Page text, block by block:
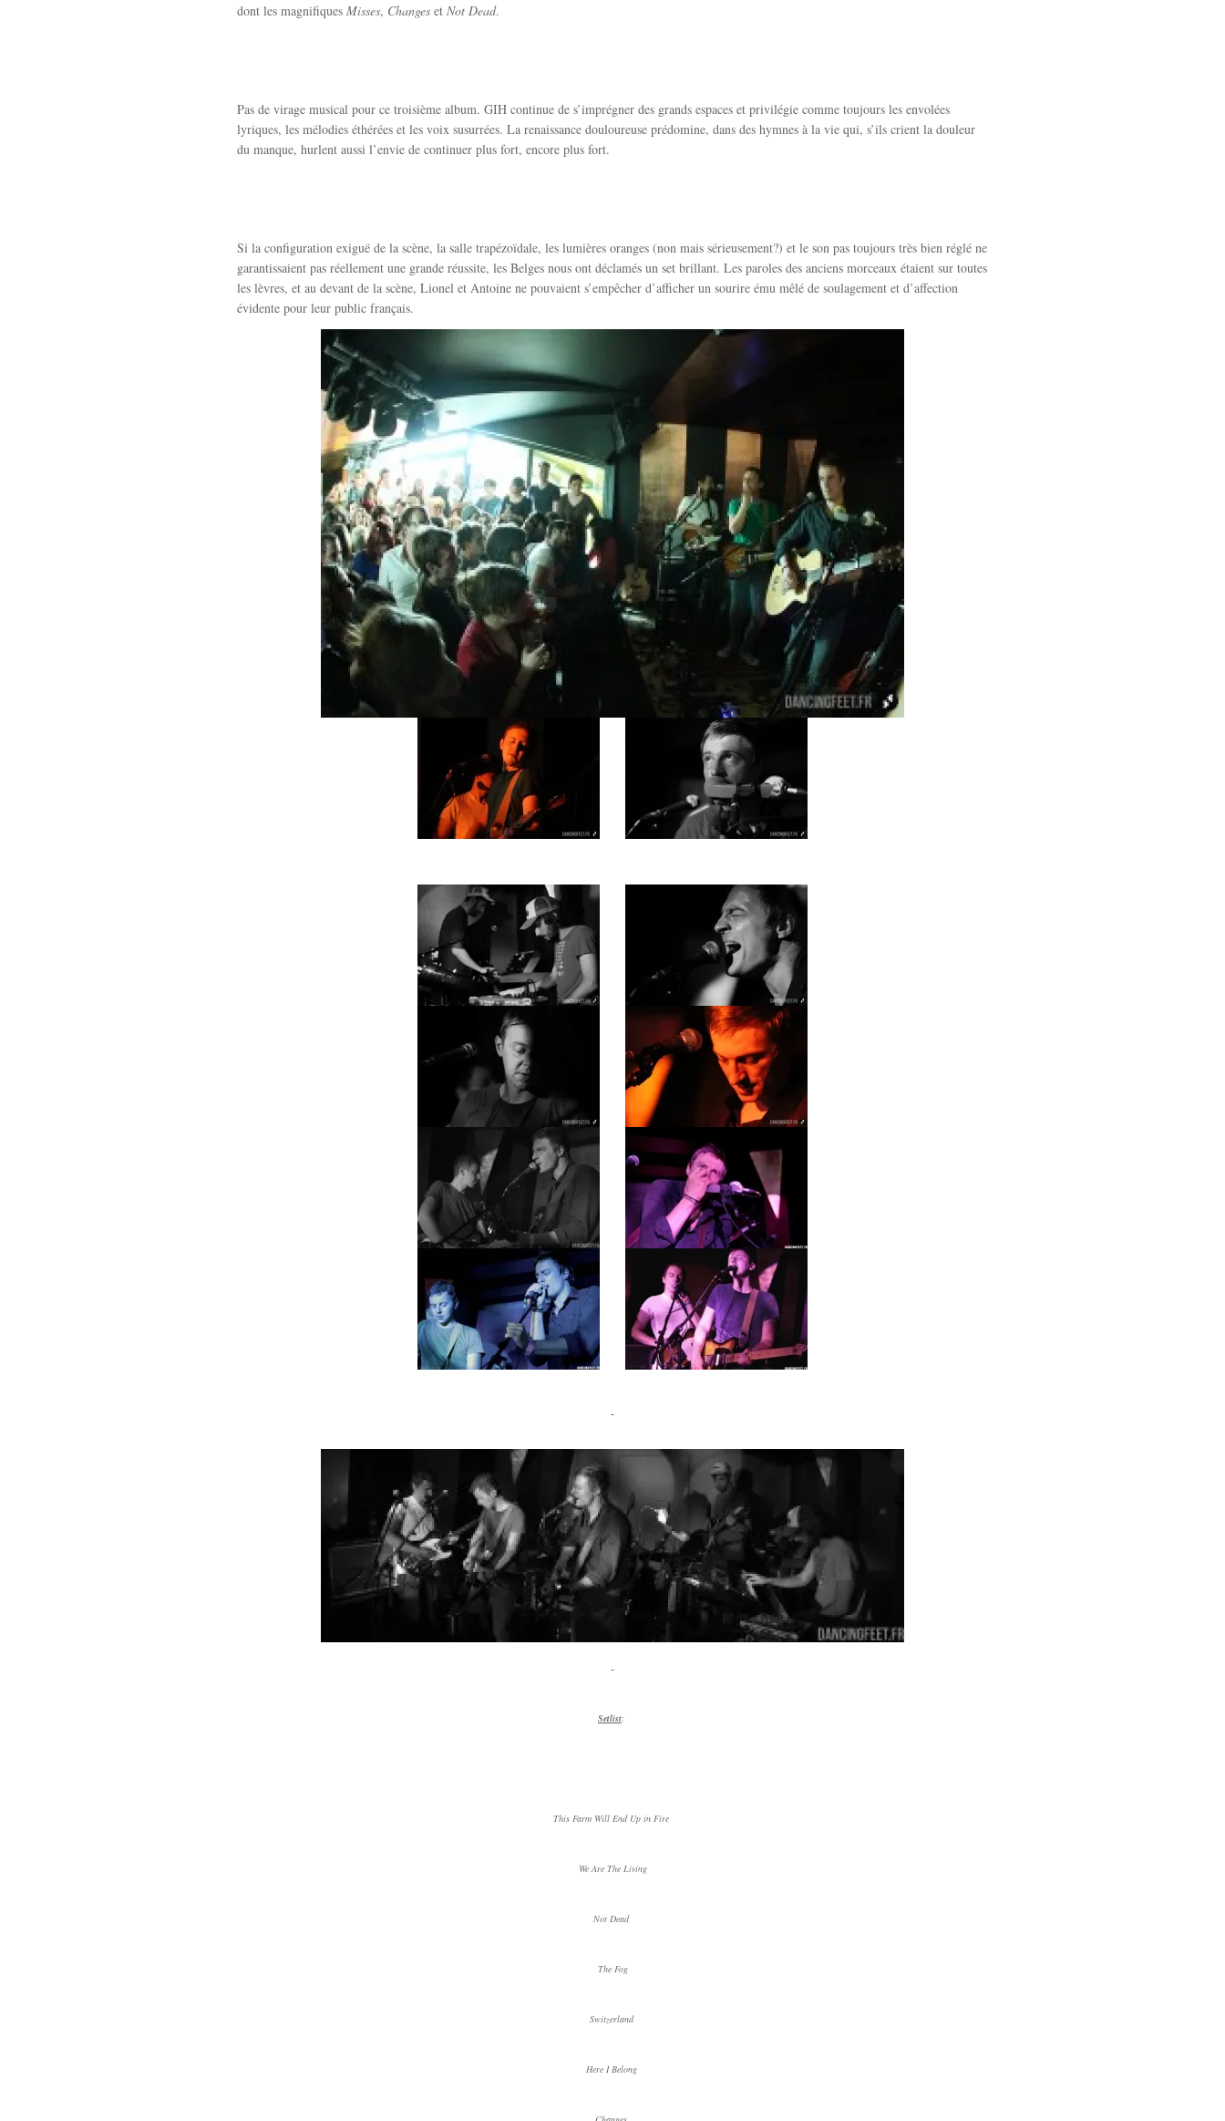
dont les magnifiques Misses, Changeset Not Dead.
Pas de virage musical pour ce troisième album. GIH continue de s’imprégner des grands espaces et privilégie comme toujours les envolées
lyriques, les mélodies éthérées et les voix susurrées. La renaissance douloureuse prédomine, dans des hymnes à la vie qui, s’ils crient la douleur
du manque, hurlent aussi l’envie de continuer plus fort, encore plus fort.
Si la configuration exiguë de la scène, la salle trapézoïdale, les lumières oranges (non mais sérieusement?) et le son pas toujours très bien réglé ne
garantissaient pas réellement une grande réussite, les Belges nous ont déclamés un set brillant. Les paroles des anciens morceaux étaient sur toutes
les lèvres, et au devant de la scène, Lionel et Antoine ne pouvaient s’empêcher d’afficher un sourire ému mêlé de soulagement et d’affection
évidente pour leur public français.
Setlist:
This Farm Will End Up in Fire
We Are The Living
Not Dead
The Fog
Switzerland
Here I Belong